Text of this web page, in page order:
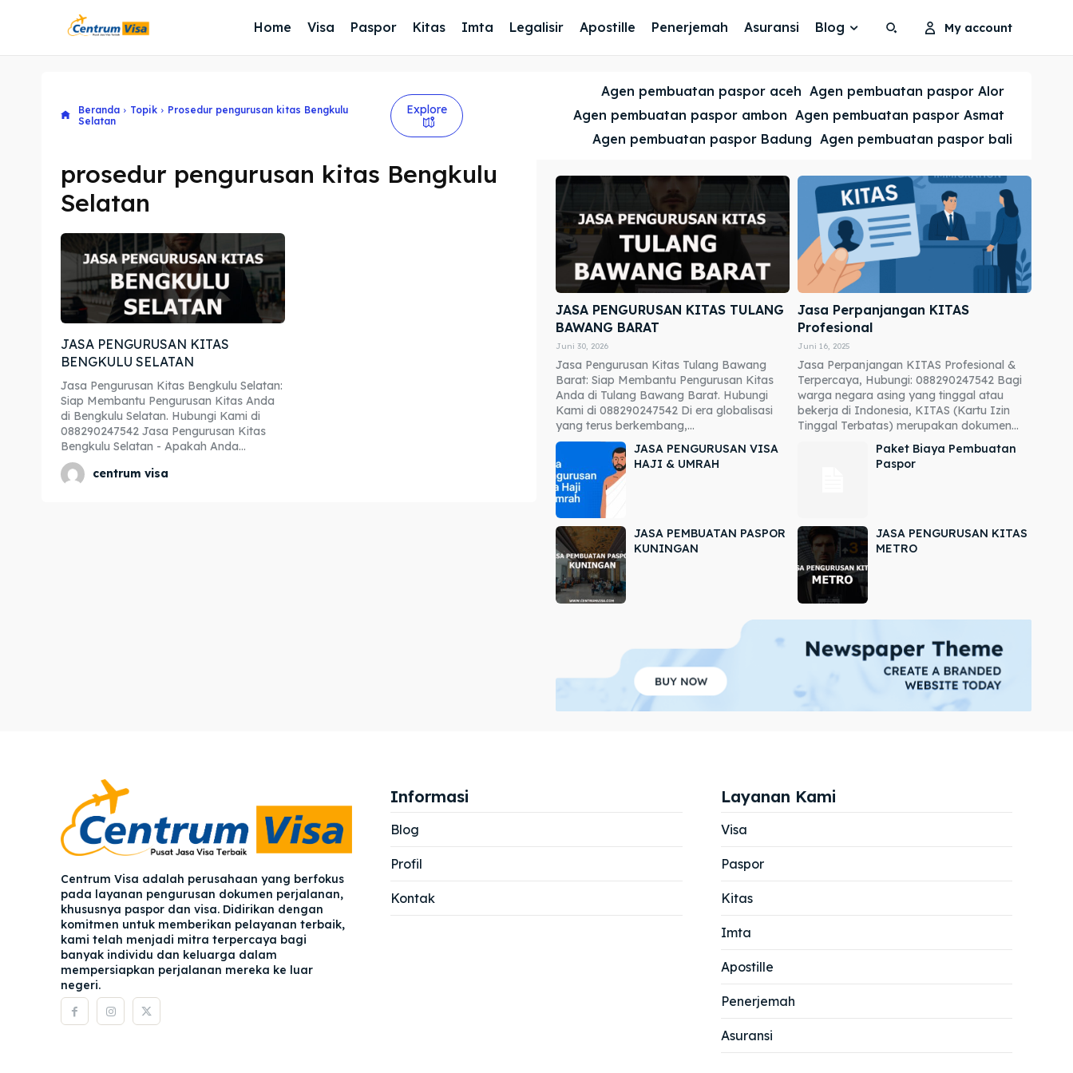
Explore our destinations
Blog
Cari
Explore our destinations
Blog
Cari
Home Visa Paspor Kitas Imta Legalisir Apostille Penerjemah Asuransi Blog My account
Beranda Topik
Prosedur pengurusan kitas Bengkulu
Selatan
Explore
Agen pembuatan paspor aceh Agen pembuatan paspor Alor
Agen pembuatan paspor ambon Agen pembuatan paspor Asmat
Agen pembuatan paspor Badung Agen pembuatan paspor bali
prosedur pengurusan kitas Bengkulu
Selatan
JASA PENGURUSAN KITAS
BENGKULU SELATAN
Jasa Pengurusan Kitas Bengkulu Selatan:
Siap Membantu Pengurusan Kitas Anda
di Bengkulu Selatan. Hubungi Kami di
088290247542 Jasa Pengurusan Kitas
Bengkulu Selatan - Apakah Anda...
centrum visa
JASA PENGURUSAN KITAS TULANG
BAWANG BARAT
Juni 30, 2026
Jasa Pengurusan Kitas Tulang Bawang
Barat: Siap Membantu Pengurusan Kitas
Anda di Tulang Bawang Barat. Hubungi
Kami di 088290247542 Di era globalisasi
yang terus berkembang,...
Jasa Perpanjangan KITAS
Profesional
Juni 16, 2025
Jasa Perpanjangan KITAS Profesional &
Terpercaya, Hubungi: 088290247542 Bagi
warga negara asing yang tinggal atau
bekerja di Indonesia, KITAS (Kartu Izin
Tinggal Terbatas) merupakan dokumen...
JASA PENGURUSAN VISA
HAJI & UMRAH
Paket Biaya Pembuatan
Paspor
JASA PEMBUATAN PASPOR
KUNINGAN
JASA PENGURUSAN KITAS
METRO
Centrum Visa adalah perusahaan yang berfokus
pada layanan pengurusan dokumen perjalanan,
khususnya paspor dan visa. Didirikan dengan
komitmen untuk memberikan pelayanan terbaik,
kami telah menjadi mitra terpercaya bagi
banyak individu dan keluarga dalam
mempersiapkan perjalanan mereka ke luar
negeri.
Informasi
Blog
Profil
Kontak
Layanan Kami
Visa
Paspor
Kitas
Imta
Apostille
Penerjemah
Asuransi